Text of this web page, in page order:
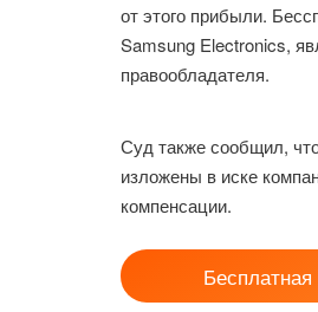
от этого прибыли.
Samsung Electronics,
правообладателя.
Суд также сообщил,
изложены в иске
компенсации.
Бесплатная